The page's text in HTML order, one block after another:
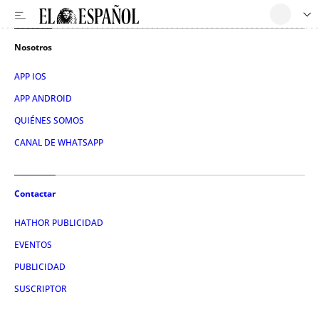
Nosotros
APP IOS
APP ANDROID
QUIÉNES SOMOS
CANAL DE WHATSAPP
Contactar
HATHOR PUBLICIDAD
EVENTOS
PUBLICIDAD
SUSCRIPTOR